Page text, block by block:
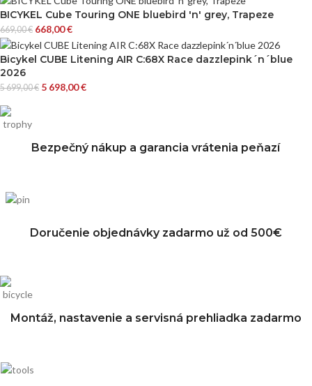
BICYKEL Cube Touring ONE bluebird 'n' grey, Trapeze
669,00€ 668,00€
Bicykel CUBE Litening AIR C:68X Race dazzlepink´n´blue
2026
5 699,00€ 5 698,00€
Montáž, nastavenie a servisná prehliadka zadarmo
Doručenie objednávky zadarmo už od 500€
Bezpečný nákup a garancia vrátenia peňazí